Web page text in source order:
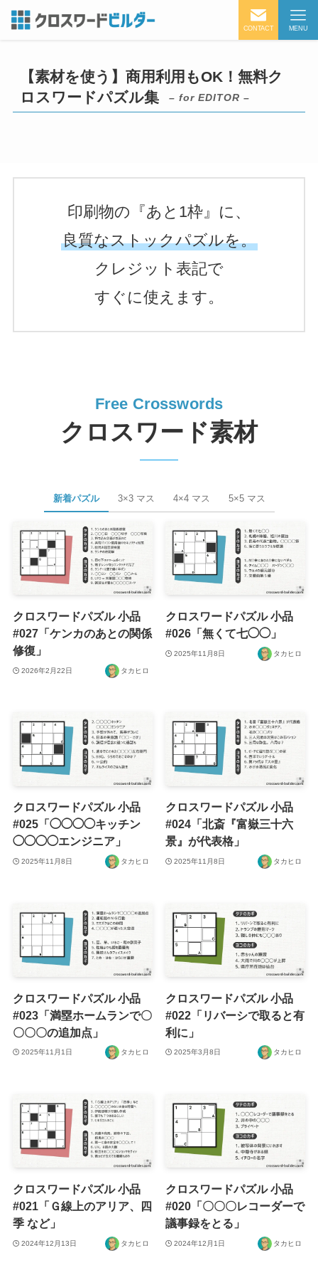
CONTACT MENU
【素材を使う】商用利用もOK！無料ク
ロスワードパズル集
– for EDITOR –
印刷物の『あと1枠』に、
良質なストックパズルを。
クレジット表記で
すぐに使えます。
Free Crosswords
クロスワード素材
新着パズル 3×3 マス 4×4 マス 5×5 マス
クロスワードパズル 小品
#027「ケンカのあとの関係
修復」
2026年2月22日 タカヒロ
クロスワードパズル 小品
#026「無くて七◯◯」
2025年11月8日 タカヒロ
クロスワードパズル 小品
#025「◯◯◯◯キッチン
◯◯◯◯エンジニア」
2025年11月8日 タカヒロ
クロスワードパズル 小品
#024「北斎『富嶽三十六
景』が代表格」
2025年11月8日 タカヒロ
クロスワードパズル 小品
#023「満塁ホームランで〇
〇〇〇の追加点」
2025年11月1日 タカヒロ
クロスワードパズル 小品
#022「リバーシで取ると有
利に」
2025年3月8日 タカヒロ
クロスワードパズル 小品
#021「Ｇ線上のアリア、四
季 など」
2024年12月13日 タカヒロ
クロスワードパズル 小品
#020「〇〇〇レコーダーで
議事録をとる」
2024年12月1日 タカヒロ